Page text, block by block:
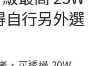
行另外選